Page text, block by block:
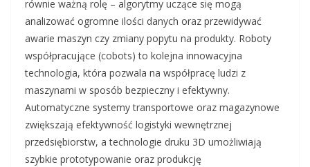
równie ważną rolę – algorytmy uczące się mogą
analizować ogromne ilości danych oraz przewidywać
awarie maszyn czy zmiany popytu na produkty. Roboty
współpracujące (cobots) to kolejna innowacyjna
technologia, która pozwala na współpracę ludzi z
maszynami w sposób bezpieczny i efektywny.
Automatyczne systemy transportowe oraz magazynowe
zwiększają efektywność logistyki wewnętrznej
przedsiębiorstw, a technologie druku 3D umożliwiają
szybkie prototypowanie oraz produkcję